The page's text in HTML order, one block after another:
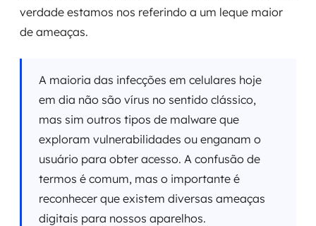
verdade estamos nos referindo a um leque maior
de ameaças.
A maioria das infecções em celulares hoje
em dia não são vírus no sentido clássico,
mas sim outros tipos de malware que
exploram vulnerabilidades ou enganam o
usuário para obter acesso. A confusão de
termos é comum, mas o importante é
reconhecer que existem diversas ameaças
digitais para nossos aparelhos.